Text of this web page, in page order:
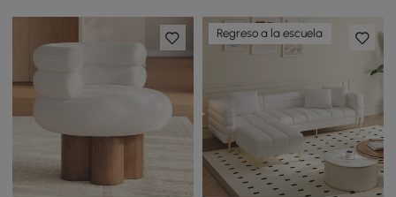
Regreso a la escuela